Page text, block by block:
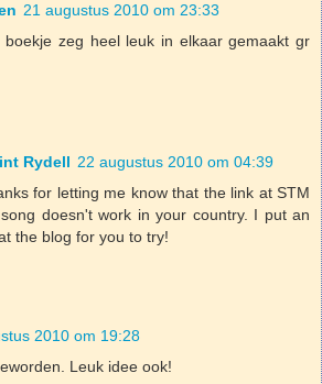
21 augustus 2010 om 23:33
zeg heel leuk in elkaar gemaakt gr
Rydell 22 augustus 2010 om 04:39
for letting me know that the link at STM
doesn't work in your country. I put an
the blog for you to try!
2010 om 19:28
Leuk idee ook!